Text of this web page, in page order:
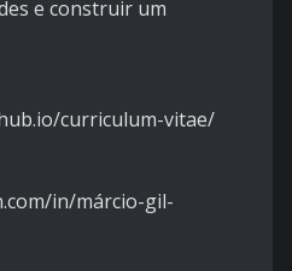
e construir um
curriculum-vitae/
in/márcio-gil-